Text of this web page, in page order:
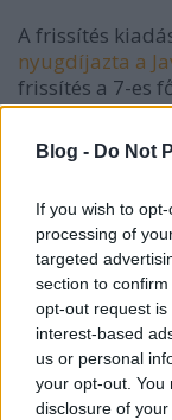
Blog - Do Not
If you wish to
processing of
targeted
section to
opt-out request
interest-based
us or personal
your opt-out. You
disclosure of
A frissítés
nyugdíjazta a
frissítés a 7-es
Látható, hogy
veszélyes
7-re történő
policy-k miatt
desktop
továbbra is
letiltja az IE-
alternatív
használható
play-el.